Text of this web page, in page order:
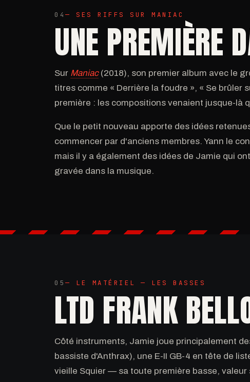
04 — SES RIFFS SUR MANIAC
UNE PREMIÈRE
Sur Maniac(2018), son premier album avec le
titres comme « Derrière la foudre », « Se brûler
première : les compositions venaient jusque-là
Que le petit nouveau apporte des idées
commencer par d'anciens membres. Yann le
mais il y a également des idées de Jamie qui
gravée dans la musique.
05 — LE MATÉRIEL — LES BASSES
LTD FRANK
Côté instruments, Jamie joue principalement
bassiste d'Anthrax), une E-II GB-4 en tête de
vieille Squier — sa toute première basse, valeur